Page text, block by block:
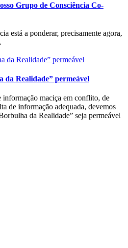
Grupo de Consciência Co-
está a ponderar, precisamente agora,
da Realidade” permeável
informação maciça em conflito, de
de informação adequada, devemos
da Realidade” seja permeável